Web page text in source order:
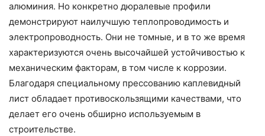
алюминия. Но конкретно дюралевые профили
демонстрируют наилучшую теплопроводимость и
электропроводность. Они не томные, и в то же время
характеризуются очень высочайшей устойчивостью к
механическим факторам, в том числе к коррозии.
Благодаря специальному прессованию каплевидный
лист обладает противоскользящими качествами, что
делает его очень обширно используемым в
строительстве.